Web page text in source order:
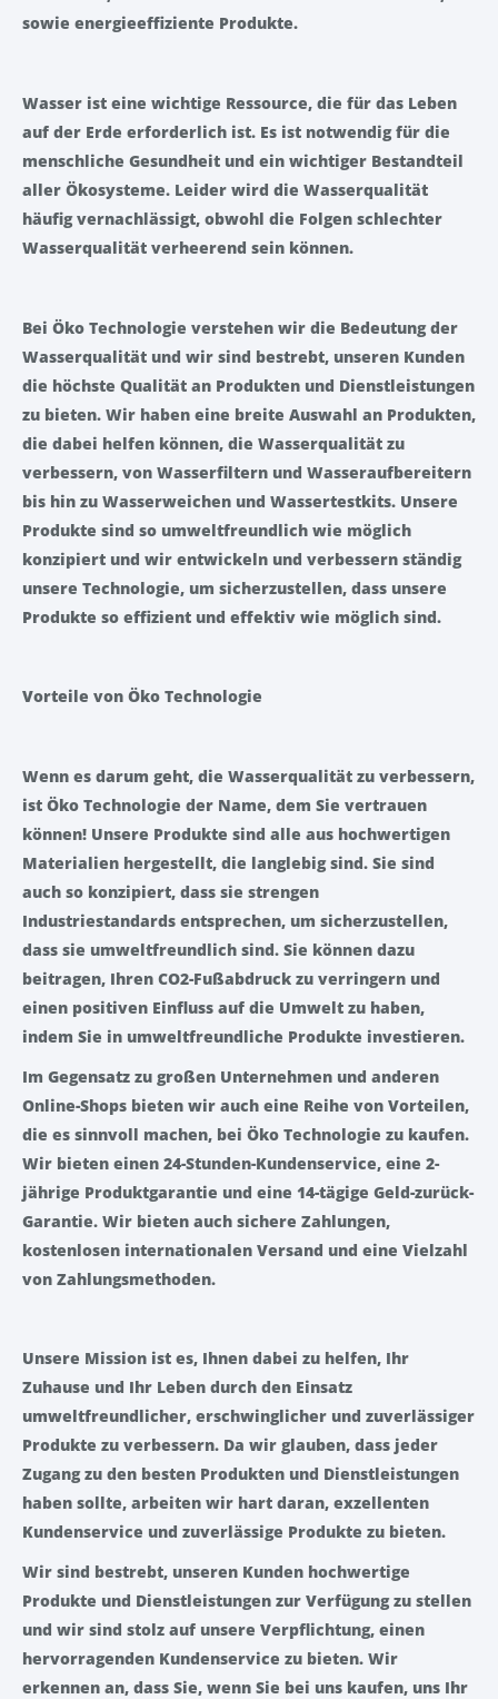
sowie energieeffiziente Produkte.
Wasser ist eine wichtige Ressource, die für das Leben
auf der Erde erforderlich ist. Es ist notwendig für die
menschliche Gesundheit und ein wichtiger Bestandteil
aller Ökosysteme. Leider wird die Wasserqualität
häufig vernachlässigt, obwohl die Folgen schlechter
Wasserqualität verheerend sein können.
Bei Öko Technologie verstehen wir die Bedeutung der
Wasserqualität und wir sind bestrebt, unseren Kunden
die höchste Qualität an Produkten und Dienstleistungen
zu bieten. Wir haben eine breite Auswahl an Produkten,
die dabei helfen können, die Wasserqualität zu
verbessern, von Wasserfiltern und Wasseraufbereitern
bis hin zu Wasserweichen und Wassertestkits. Unsere
Produkte sind so umweltfreundlich wie möglich
konzipiert und wir entwickeln und verbessern ständig
unsere Technologie, um sicherzustellen, dass unsere
Produkte so effizient und effektiv wie möglich sind.
Vorteile von Öko Technologie
Wenn es darum geht, die Wasserqualität zu verbessern,
ist Öko Technologie der Name, dem Sie vertrauen
können! Unsere Produkte sind alle aus hochwertigen
Materialien hergestellt, die langlebig sind. Sie sind
auch so konzipiert, dass sie strengen
Industriestandards entsprechen, um sicherzustellen,
dass sie umweltfreundlich sind. Sie können dazu
beitragen, Ihren CO2-Fußabdruck zu verringern und
einen positiven Einfluss auf die Umwelt zu haben,
indem Sie in umweltfreundliche Produkte investieren.
Im Gegensatz zu großen Unternehmen und anderen
Online-Shops bieten wir auch eine Reihe von Vorteilen,
die es sinnvoll machen, bei Öko Technologie zu kaufen.
Wir bieten einen 24-Stunden-Kundenservice, eine 2-
jährige Produktgarantie und eine 14-tägige Geld-zurück-
Garantie. Wir bieten auch sichere Zahlungen,
kostenlosen internationalen Versand und eine Vielzahl
von Zahlungsmethoden.
Unsere Mission ist es, Ihnen dabei zu helfen, Ihr
Zuhause und Ihr Leben durch den Einsatz
umweltfreundlicher, erschwinglicher und zuverlässiger
Produkte zu verbessern. Da wir glauben, dass jeder
Zugang zu den besten Produkten und Dienstleistungen
haben sollte, arbeiten wir hart daran, exzellenten
Kundenservice und zuverlässige Produkte zu bieten.
Wir sind bestrebt, unseren Kunden hochwertige
Produkte und Dienstleistungen zur Verfügung zu stellen
und wir sind stolz auf unsere Verpflichtung, einen
hervorragenden Kundenservice zu bieten. Wir
erkennen an, dass Sie, wenn Sie bei uns kaufen, uns Ihr